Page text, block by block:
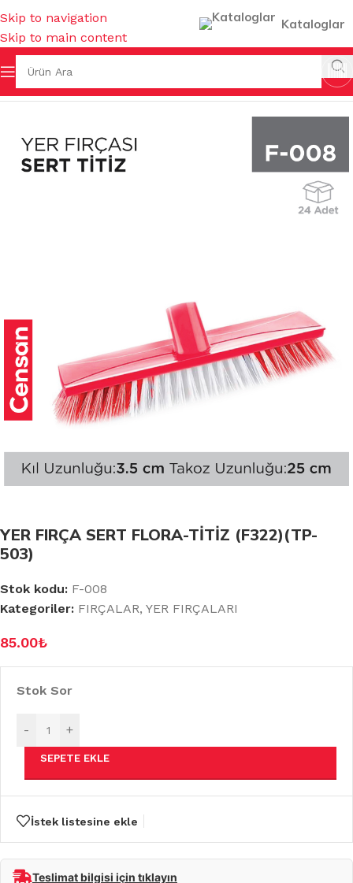
Skip to navigation
Skip to main content
Kataloglar
Ana Sayfa
YER FIRÇA SERT FLORA-TİTİZ (F322)(TP-
503)
Stok kodu: F-008
Kategoriler: FIRÇALAR, YER FIRÇALARI
85.00₺
Stok Sor
- +
SEPETE EKLE
İstek listesine ekle
Teslimat bilgisi için tıklayın